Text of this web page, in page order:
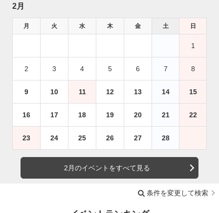
2月
月 火 水 木 金 土 日
1
2 3 4 5 6 7 8
9 10 11 12 13 14 15
16 17 18 19 20 21 22
23 24 25 26 27 28
2月のイベントをすべて見る
条件を変更して検索